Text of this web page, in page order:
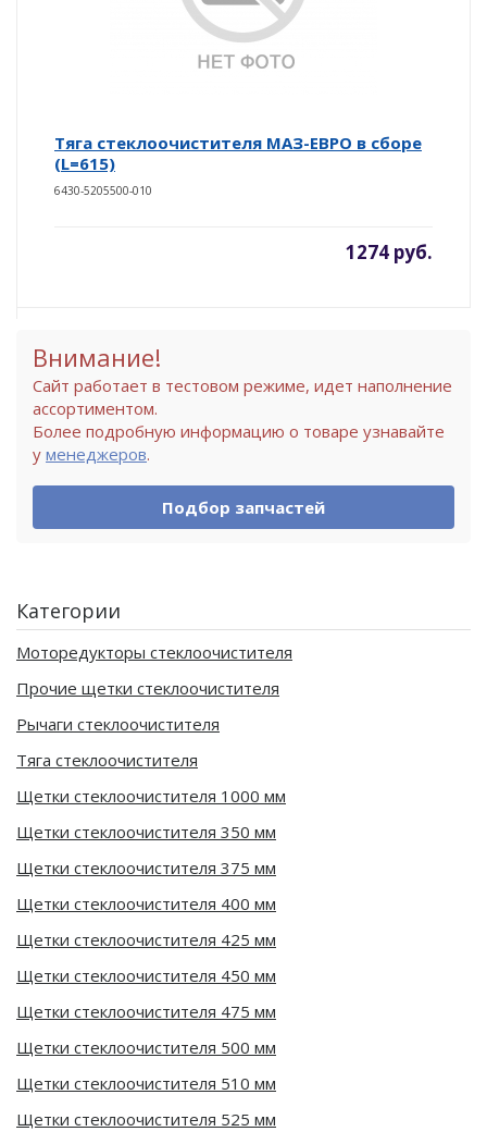
Тяга стеклоочистителя МАЗ-ЕВРО в сборе
(L=615)
6430-5205500-010
1274 руб.
Внимание!
Сайт работает в тестовом режиме, идет наполнение
ассортиментом.
Более подробную информацию о товаре узнавайте
у менеджеров.
Подбор запчастей
Категории
Моторедукторы стеклоочистителя
Прочие щетки стеклоочистителя
Рычаги стеклоочистителя
Тяга стеклоочистителя
Щетки стеклоочистителя 1000 мм
Щетки стеклоочистителя 350 мм
Щетки стеклоочистителя 375 мм
Щетки стеклоочистителя 400 мм
Щетки стеклоочистителя 425 мм
Щетки стеклоочистителя 450 мм
Щетки стеклоочистителя 475 мм
Щетки стеклоочистителя 500 мм
Щетки стеклоочистителя 510 мм
Щетки стеклоочистителя 525 мм